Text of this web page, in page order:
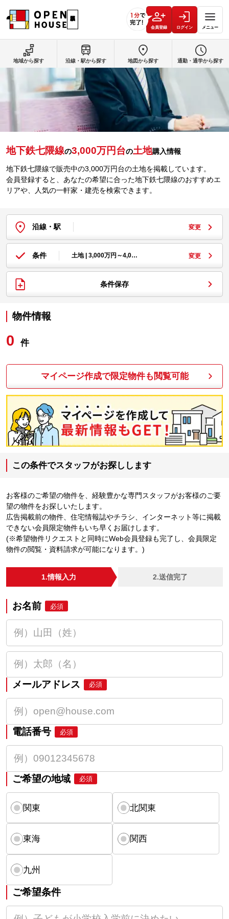
会員登録 ログイン メニュー
地下鉄七隈線の3,000万円台の土地購入情報
地下鉄七隈線で販売中の3,000万円台の土地を掲載しています。
会員登録すると、あなたの希望に合った地下鉄七隈線のおすすめエ
リアや、人気の一軒家・建売を検索できます。
沿線・駅 変更
条件 土地 | 3,000万円～4,0… 変更
条件保存
物件情報
0 件
マイページ作成で限定物件も閲覧可能
この条件でスタッフがお探しします
お客様のご希望の物件を、経験豊かな専門スタッフがお客様のご要
望の物件をお探しいたします。
広告掲載前の物件、住宅情報誌やチラシ、インターネット等に掲載
できない会員限定物件もいち早くお届けします。
(※希望物件リクエストと同時にWeb会員登録も完了し、会員限定
物件の閲覧・資料請求が可能になります。)
1.情報入力 2.送信完了
お名前 必須
メールアドレス 必須
電話番号 必須
ご希望の地域 必須
関東 北関東
東海 関西
九州
ご希望条件
地域から探す 沿線・駅から探す 地図から探す 通勤・通学から探す